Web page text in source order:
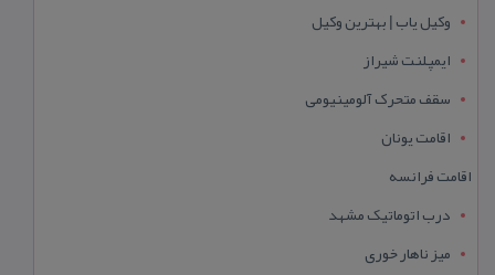
وکیل یاب | بهترین وکیل
ایمپلنت شیراز
سقف متحرک آلومینیومی
اقامت یونان
اقامت فرانسه
درب اتوماتیک مشهد
میز ناهار خوری